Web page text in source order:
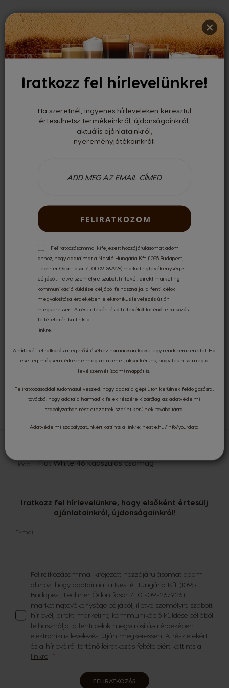
×
Iratkozz fel hírlevelünkre!
Ha szeretnél, ingyenes hírleveleken keresztül
értesülhetsz termékeinkről, újdonságainkról,
aktuális ajánlatainkról,
nyereményjátékainkról!
FELIRATKOZOM
Feliratkozásommal kifejezett hozzájárulásomat adom
ahhoz, hogy adataimat a Nestlé Hungária Kft. (1095 Budapest,
Lechner Ödön fasor 7., 01-09-267926) marketingtevékenysége
céljából, illetve személyre szabott hírlevél, direkt marketing
kommunikáció küldése céljából felhasználja, a fenti célok
megvalósítása érdekében elektronikus levelezés útján
megkeressen. A részletekért és a hírlevélről történő leiratkozás
feltételeiért kattints a
linkre!
A hírlevél feliratkozás megerősítéséhez hamarosan kapsz egy rendszerüzenetet. Ha
esetleg mégsem érkezne meg az üzenet, akkor kérünk, hogy tekintsd meg a
levélszemét (spam) mappát is.
Feliratkozásoddal tudomásul veszed, hogy adataid gépi úton kerülnek feldolgozásra,
továbbá, hogy adataid harmadik felek részére kizárólag azadatvédelmi
szabályzatban részletezettek szerint kerülnek továbbításra.
Adatvédelmi szabályzatunkért kattints a linkre:nestle.hu/info/yourdata
0.00
Nincsenek vélemények
INGYENES SZÁLLÍTÁS17 000 FT FELETT
KÜLÖNLEGES AJÁNLATOK
KÉRDÉSED VAN?FORDULJ HOZZÁNK!
Iratkozz fel hírlevelünkre, hogy elsőként értesülj
ajánlatainkról, újdonságainkról!
E-mail
Feliratkozásommal kifejezett hozzájárulásomat adom
ahhoz, hogy adataimat a Nestlé Hungária Kft. (1095
Budapest, Lechner Ödön fasor 7., 01-09-267926)
marketingtevékenysége céljából, illetve személyre szabott
hírlevél, direkt marketing kommunikáció küldése céljából
felhasználja, a fenti célok megvalósítása érdekében
elektronikus levelezés útján megkeressen. A részletekért
és a hírlevélről történő leiratkozás feltételeiért kattints a
linkre!
FELIRATKOZÁS
Flat White 48 kapszulás csomag